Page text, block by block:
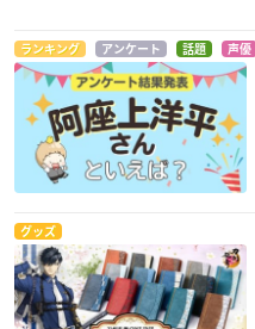
ランキング アンケート 話題 声優
グッズ